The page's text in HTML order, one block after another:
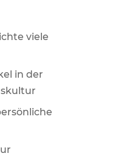
viele
in der